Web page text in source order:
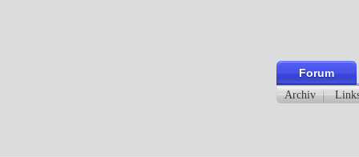
Forum
Archiv